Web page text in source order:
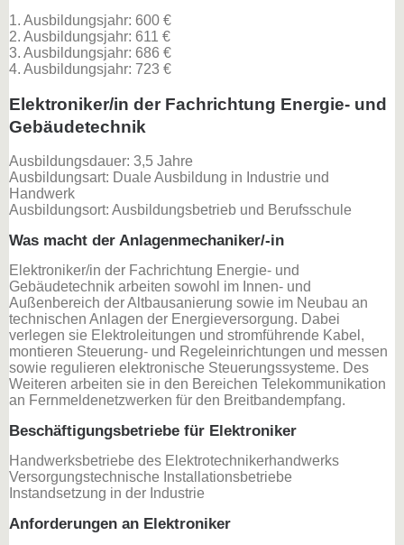
1. Ausbildungsjahr: 600 €
2. Ausbildungsjahr: 611 €
3. Ausbildungsjahr: 686 €
4. Ausbildungsjahr: 723 €
Elektroniker/in der Fachrichtung Energie- und
Gebäudetechnik
Ausbildungsdauer: 3,5 Jahre
Ausbildungsart: Duale Ausbildung in Industrie und
Handwerk
Ausbildungsort: Ausbildungsbetrieb und Berufsschule
Was macht der Anlagenmechaniker/-in
Elektroniker/in der Fachrichtung Energie- und
Gebäudetechnik arbeiten sowohl im Innen- und
Außenbereich der Altbausanierung sowie im Neubau an
technischen Anlagen der Energieversorgung. Dabei
verlegen sie Elektroleitungen und stromführende Kabel,
montieren Steuerung- und Regeleinrichtungen und messen
sowie regulieren elektronische Steuerungssysteme. Des
Weiteren arbeiten sie in den Bereichen Telekommunikation
an Fernmeldenetzwerken für den Breitbandempfang.
Beschäftigungsbetriebe für Elektroniker
Handwerksbetriebe des Elektrotechnikerhandwerks
Versorgungstechnische Installationsbetriebe
Instandsetzung in der Industrie
Anforderungen an Elektroniker